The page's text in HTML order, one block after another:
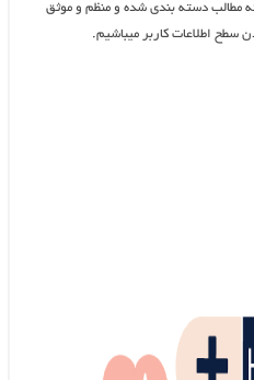
مطالب دسته بندی شده و منظم و موثق
سطح اطلاعات کاربر میباشیم.